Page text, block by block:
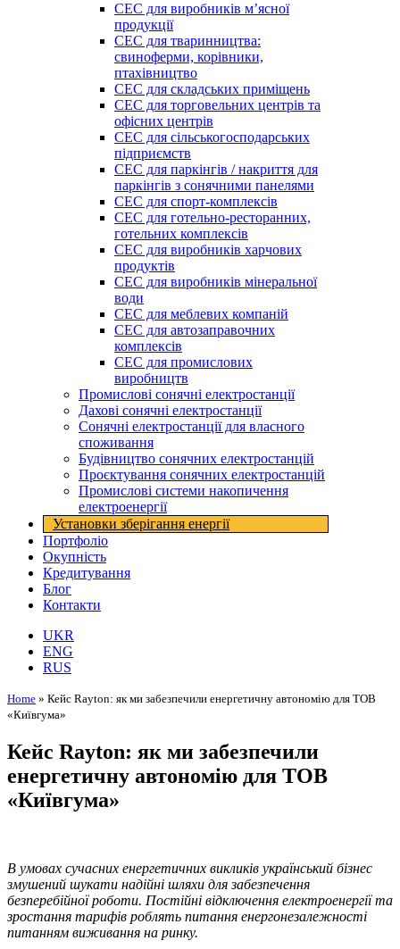
СЕС для виробників мʼясної
продукції
СЕС для тваринництва:
свиноферми, корівники,
птахівництво
СЕС для складських приміщень
СЕС для торговельних центрів та
офісних центрів
СЕС для сільськогосподарських
підприємств
СЕС для паркінгів / накриття для
паркінгів з сонячними панелями
СЕС для спорт-комплексів
СЕС для готельно-ресторанних,
готельних комплексів
СЕС для виробників харчових
продуктів
СЕС для виробників мінеральної
води
СЕС для меблевих компаній
СЕС для автозаправочних
комплексів
СЕС для промислових
виробництв
Промислові сонячні електростанції
Дахові сонячні електростанції
Сонячні електростанції для власного
споживання
Будівництво сонячних електростанцій
Проєктування сонячних електростанцій
Промислові системи накопичення
електроенергії
Установки зберігання енергії​
Портфоліо
Окупність
Кредитування
Блог
Контакти
UKR
ENG
RUS
Home » Кейс Rayton: як ми забезпечили енергетичну автономію для ТОВ
«Київгума»
Кейс Rayton: як ми забезпечили
енергетичну автономію для ТОВ
«Київгума»
В умовах сучасних енергетичних викликів український бізнес
змушений шукати надійні шляхи для забезпечення
безперебійної роботи. Постійні відключення електроенергії та
зростання тарифів роблять питання енергонезалежності
питанням виживання на ринку.